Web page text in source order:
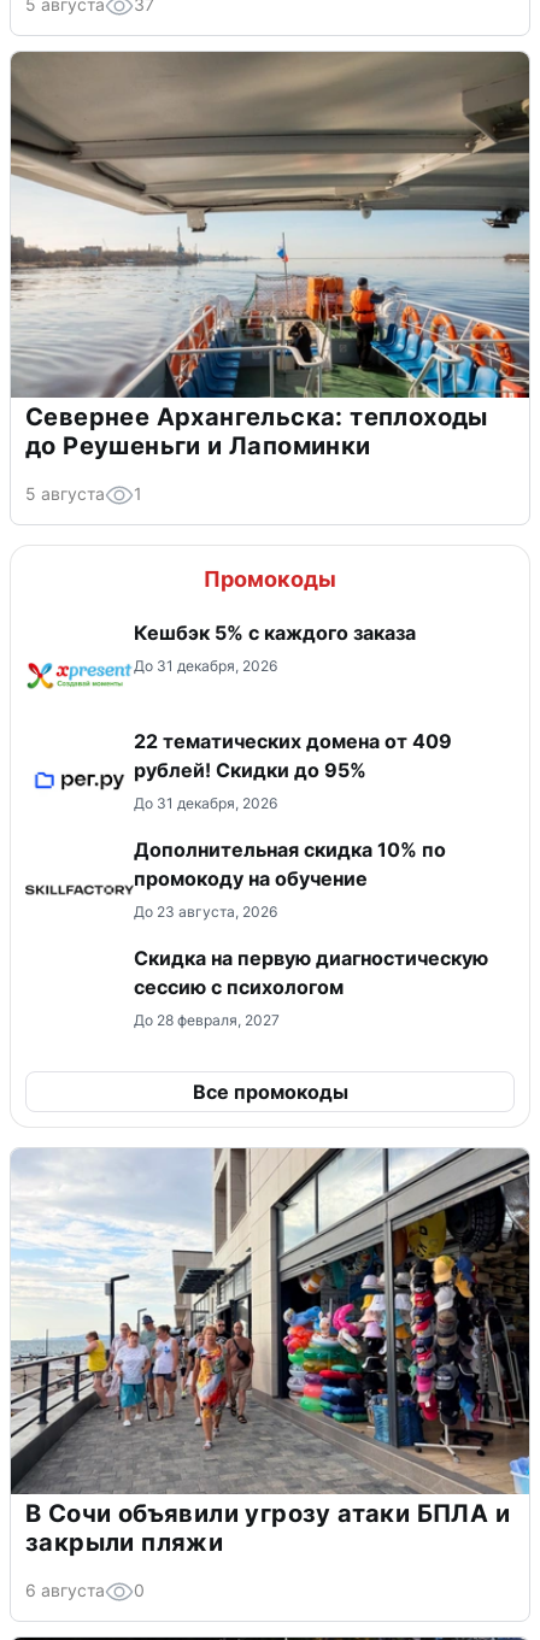
5 августа 37
Севернее Архангельска: теплоходы
до Реушеньги и Лапоминки
5 августа 1
Промокоды
Кешбэк 5% с каждого заказа
До 31 декабря, 2026
22 тематических домена от 409
рублей! Скидки до 95%
До 31 декабря, 2026
Дополнительная скидка 10% по
промокоду на обучение
До 23 августа, 2026
Скидка на первую диагностическую
сессию с психологом
До 28 февраля, 2027
Все промокоды
В Сочи объявили угрозу атаки БПЛА и
закрыли пляжи
6 августа 0